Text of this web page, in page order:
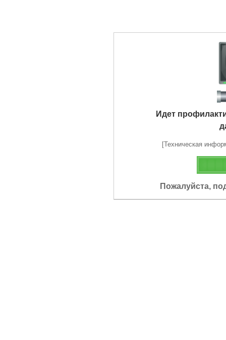
Идет
[Техническая
Пожалуйста,